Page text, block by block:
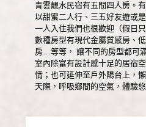
青雲靚水民宿有五間四人房。
以甜蜜二人行、三五好友遊或
一人入住我們也很歡迎（假日
數種房型有現代金屬質感房、
房…等等， 讓不同的房型都可
室內除富有設計感十足的居宿
情；也可延伸至戶外陽台上，
天際，呼吸鄉間的空氣，體驗